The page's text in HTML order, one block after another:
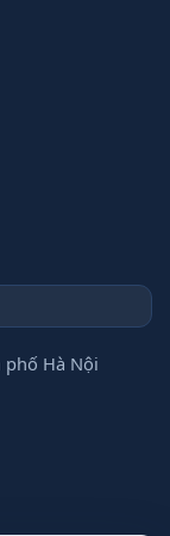
phố Hà Nội